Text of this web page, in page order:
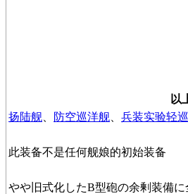
以
扬陆舰
防空巡洋舰 兵装实验轻
此装备不是任何舰娘的初始装备
やや旧式化したB型砲の余剰装備